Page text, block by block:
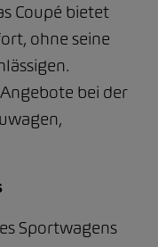
Coupé bietet
ohne seine
bei der
Sportwagens